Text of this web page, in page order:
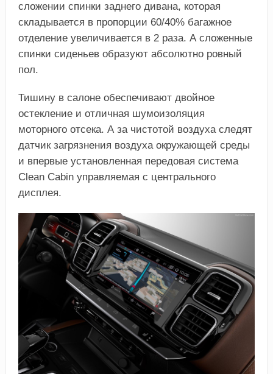
сложении спинки заднего дивана, которая
складывается в пропорции 60/40% багажное
отделение увеличивается в 2 раза. А сложенные
спинки сиденьев образуют абсолютно ровный
пол.
Тишину в салоне обеспечивают двойное
остекление и отличная шумоизоляция
моторного отсека. А за чистотой воздуха следят
датчик загрязнения воздуха окружающей среды
и впервые установленная передовая система
Clean Cabin управляемая с центрального
дисплея.